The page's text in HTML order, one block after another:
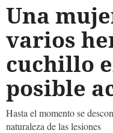
Una
varios
cuchillo
posible
Hasta el momento se
naturaleza de las lesiones